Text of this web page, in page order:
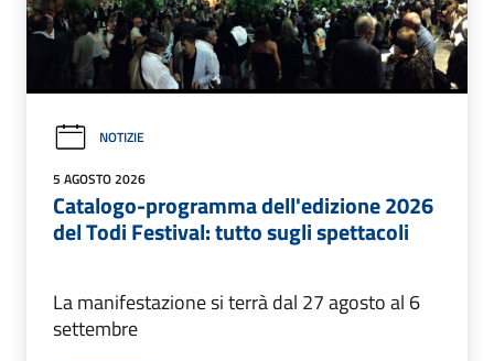
NOTIZIE
5 AGOSTO 2026
Catalogo-programma dell'edizione 2026
del Todi Festival: tutto sugli spettacoli
La manifestazione si terrà dal 27 agosto al 6
settembre